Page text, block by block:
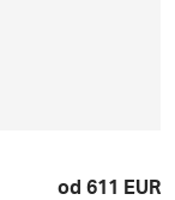
od 611 EUR